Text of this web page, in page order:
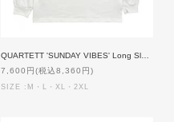
7,600円(税込8,360円)
SIZE :M・L・XL・2XL